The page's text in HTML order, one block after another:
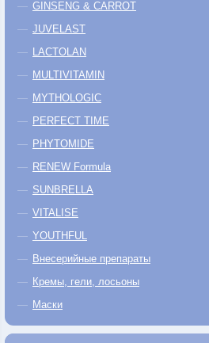
GINSENG & CARROT
JUVELAST
LACTOLAN
MULTIVITAMIN
MYTHOLOGIC
PERFECT TIME
PHYTOMIDE
RENEW Formula
SUNBRELLA
VITALISE
YOUTHFUL
Внесерийные препараты
Кремы, гели, лосьоны
Маски